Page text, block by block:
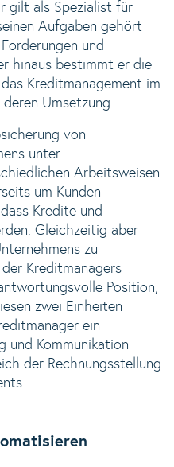
gilt als Spezialist für
Aufgaben gehört
und
hinaus bestimmt er die
Kreditmanagement im
Umsetzung.
von
unter
Arbeitsweisen
um Kunden
Kredite und
Gleichzeitig aber
zu
Kreditmanagers
Position,
zwei Einheiten
ein
und Kommunikation
der Rechnungsstellung